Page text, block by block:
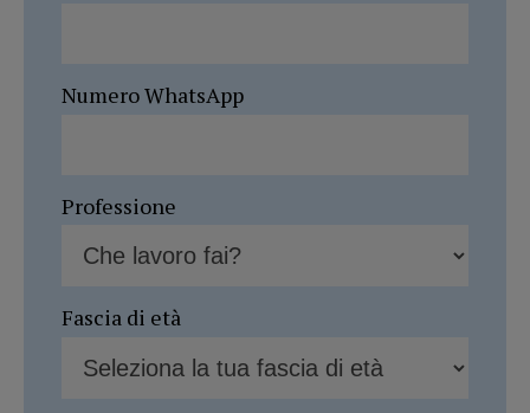
Numero WhatsApp
Professione
Fascia di età